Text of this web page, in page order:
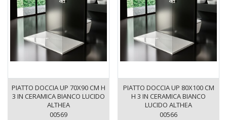
PIATTO DOCCIA UP 70X90 CM H
3 IN CERAMICA BIANCO LUCIDO
ALTHEA
00569
PIATTO DOCCIA UP 80X100 CM
H 3 IN CERAMICA BIANCO
LUCIDO ALTHEA
00566